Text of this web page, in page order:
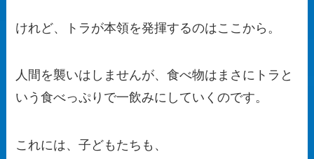
けれど、トラが本領を発揮するのはここから。
人間を襲いはしませんが、食べ物はまさにトラと
いう食べっぷりで一飲みにしていくのです。
これには、子どもたちも、